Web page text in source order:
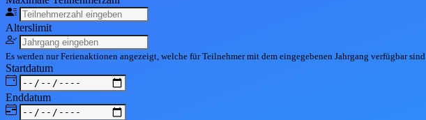
Alterslimit
Es werden nur Ferienaktionen angezeigt, welche für Teilnehmer mit dem eingegebenen Jahrgang verfügbar sind
Startdatum
Enddatum